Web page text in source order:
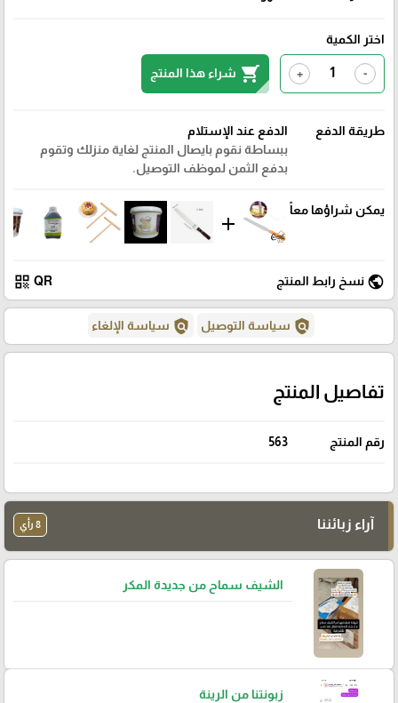
اختر الكمية
-
+
shopping_cart شراء هذا المنتج
طريقة الدفع
الدفع عند الإستلام
ببساطة نقوم بايصال المنتج لغاية منزلك وتقوم
بدفع الثمن لموظف التوصيل.
يمكن شراؤها معاً
add
public نسخ رابط المنتج QR
qr_code
policy سياسة التوصيل policy سياسة الإلغاء
تفاصيل المنتج
رقم المنتج 563
آراء زبائننا 8 رأي
الشيف سماح من جديدة المكر
زبونتنا من الرينة